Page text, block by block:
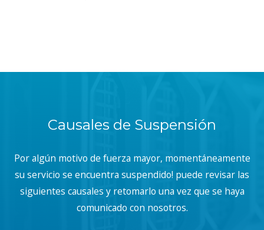
Causales de Suspensión
Por algún motivo de fuerza mayor, momentáneamente
su servicio se encuentra suspendido! puede revisar las
siguientes causales y retomarlo una vez que se haya
comunicado con nosotros.